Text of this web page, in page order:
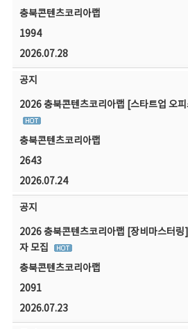
충북콘텐츠코리아랩
1994
2026.07.28
공지
2026 충북콘텐츠코리아랩 [스타트업 오
충북콘텐츠코리아랩
2643
2026.07.24
공지
2026 충북콘텐츠코리아랩 [장비마스터
자 모집
충북콘텐츠코리아랩
2091
2026.07.23